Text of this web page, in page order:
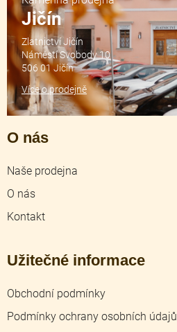
O nás
Naše prodejna
O nás
Kontakt
Užitečné informace
Obchodní podmínky
Podmínky ochrany osobních údajů
Jičín
Zlatnictví Jičín
Náměstí Svobody 10
506 01 Jičín
Více o prodejně